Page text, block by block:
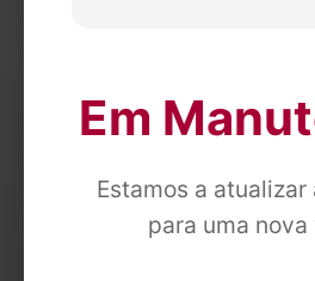
Em
Estamos a atualizar
para uma nova